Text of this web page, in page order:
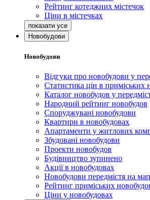
Рейтинг котеджних містечок
Ціни в містечках
Новобудови
Новобудови
Відгуки про новобудови у
Статистика цін в приміських
Каталог новобудов у
Народний рейтинг новобудов
Споруджувані новобудови
Квартири в новобудовах
Апартаменти у житлових
Збудовані новобудови
Проекти новобудов
Будівництво зупинено
Акції в новобудовах
Новобудови передмістя на
Рейтинг приміських
Ціни у новобудовах